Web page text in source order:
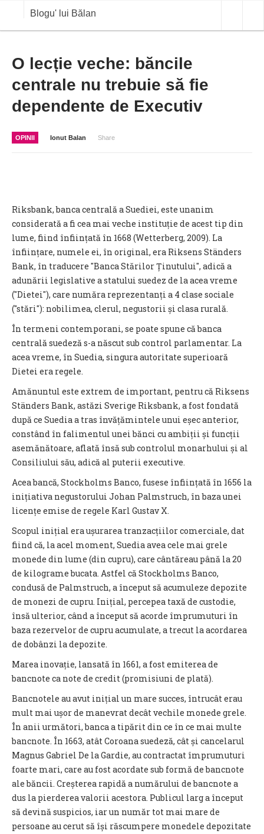
Blogu' lui Bălan
OPINII
ANALIZE
BLOG IN DIALOG
O lecție veche: băncile
centrale nu trebuie să fie
dependente de Executiv
OPINII Ionut Balan Share
Riksbank, banca centrală a Suediei, este unanim
considerată a fi cea mai veche instituție de acest tip din
lume, fiind înființată în 1668 (Wetterberg, 2009). La
înființare, numele ei, în original, era Riksens Ständers
Bank, în traducere ″Banca Stărilor Ținutului″, adică a
adunării legislative a statului suedez de la acea vreme
(″Dietei″), care număra reprezentanți a 4 clase sociale
(″stări″): nobilimea, clerul, negustorii și clasa rurală.
În termeni contemporani, se poate spune că banca
centrală suedeză s-a născut sub control parlamentar. La
acea vreme, în Suedia, singura autoritate superioară
Dietei era regele.
Amănuntul este extrem de important, pentru că Riksens
Ständers Bank, astăzi Sverige Riksbank, a fost fondată
după ce Suedia a tras învățămintele unui eșec anterior,
constând în falimentul unei bănci cu ambiții și funcții
asemănătoare, aflată însă sub controlul monarhului și al
Consiliului său, adică al puterii executive.
Acea bancă, Stockholms Banco, fusese înființată în 1656 la
inițiativa negustorului Johan Palmstruch, în baza unei
licențe emise de regele Karl Gustav X.
Scopul inițial era ușurarea tranzacțiilor comerciale, dat
fiind că, la acel moment, Suedia avea cele mai grele
monede din lume (din cupru), care cântăreau până la 20
de kilograme bucata. Astfel că Stockholms Banco,
condusă de Palmstruch, a început să acumuleze depozite
de monezi de cupru. Inițial, percepea taxă de custodie,
însă ulterior, când a început să acorde împrumuturi în
baza rezervelor de cupru acumulate, a trecut la acordarea
de dobânzi la depozite.
Marea inovație, lansată în 1661, a fost emiterea de
bancnote ca note de credit (promisiuni de plată).
Bancnotele au avut inițial un mare succes, întrucât erau
mult mai ușor de manevrat decât vechile monede grele.
În anii următori, banca a tipărit din ce în ce mai multe
bancnote. În 1663, atât Coroana suedeză, cât și cancelarul
Magnus Gabriel De la Gardie, au contractat împrumuturi
foarte mari, care au fost acordate sub formă de bancnote
ale băncii. Creșterea rapidă a numărului de bancnote a
dus la pierderea valorii acestora. Publicul larg a început
să devină suspicios, iar un număr tot mai mare de
persoane au cerut să își răscumpere monedele depozitate